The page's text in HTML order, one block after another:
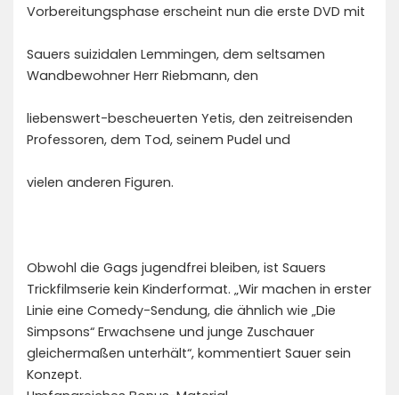
Vorbereitungsphase erscheint nun die erste DVD mit
Sauers suizidalen Lemmingen, dem seltsamen
Wandbewohner Herr Riebmann, den
liebenswert-bescheuerten Yetis, den zeitreisenden
Professoren, dem Tod, seinem Pudel und
vielen anderen Figuren.
Obwohl die Gags jugendfrei bleiben, ist Sauers
Trickfilmserie kein Kinderformat. „Wir machen in erster
Linie eine Comedy-Sendung, die ähnlich wie „Die
Simpsons“ Erwachsene und junge Zuschauer
gleichermaßen unterhält“, kommentiert Sauer sein
Konzept.